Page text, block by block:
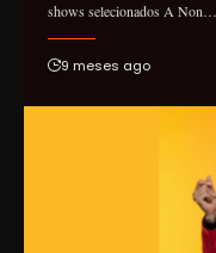
shows selecionados A Non…
9 meses ago